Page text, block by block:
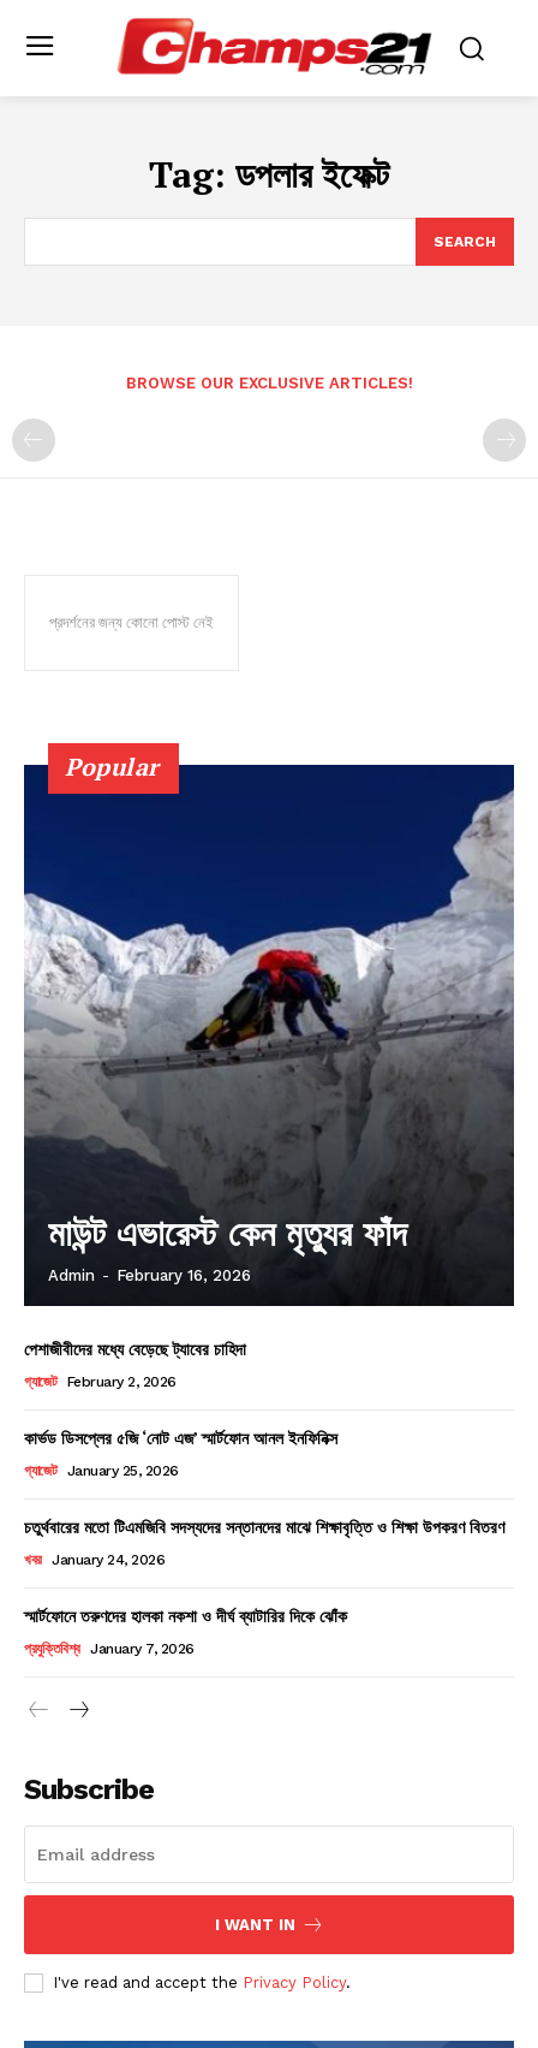
Company
About
Subscription Plans
My account
Tag: ডপলার ইফেক্ট
SEARCH
BROWSE OUR EXCLUSIVE ARTICLES!
প্রদর্শনের জন্য কোনো পোস্ট নেই
Popular
মাউন্ট এভারেস্ট কেন মৃত্যুর ফাঁদ
Admin - February 16, 2026
পেশাজীবীদের মধ্যে বেড়েছে ট্যাবের চাহিদা
গ্যাজেট February 2, 2026
কার্ভড ডিসপ্লের ৫জি ‘নোট এজ’ স্মার্টফোন আনল ইনফিনিক্স
গ্যাজেট January 25, 2026
চতুর্থবারের মতো টিএমজিবি সদস্যদের সন্তানদের মাঝে শিক্ষাবৃত্তি ও শিক্ষা উপকরণ বিতরণ
খবর January 24, 2026
স্মার্টফোনে তরুণদের হালকা নকশা ও দীর্ঘ ব্যাটারির দিকে ঝোঁক
প্রযুক্তিবিশ্ব January 7, 2026
Subscribe
I WANT IN
I've read and accept the Privacy Policy.